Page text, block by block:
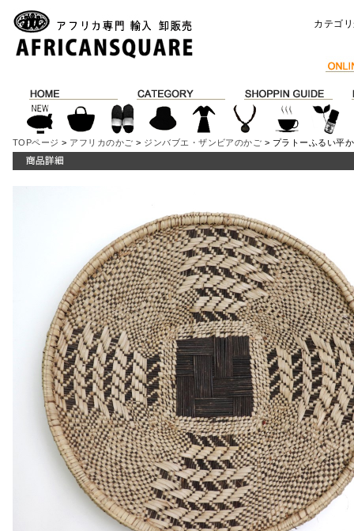
カテゴ
TOPページ > アフリカのかご > ジンバブエ・ザンビアのかご > プラトーふるい平